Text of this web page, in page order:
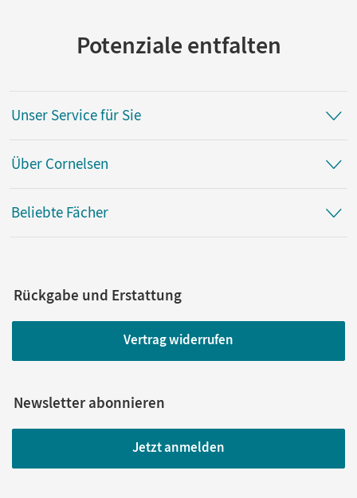
Potenziale entfalten
Unser Service für Sie
Über Cornelsen
Beliebte Fächer
Rückgabe und Erstattung
Vertrag widerrufen
Newsletter abonnieren
Jetzt anmelden